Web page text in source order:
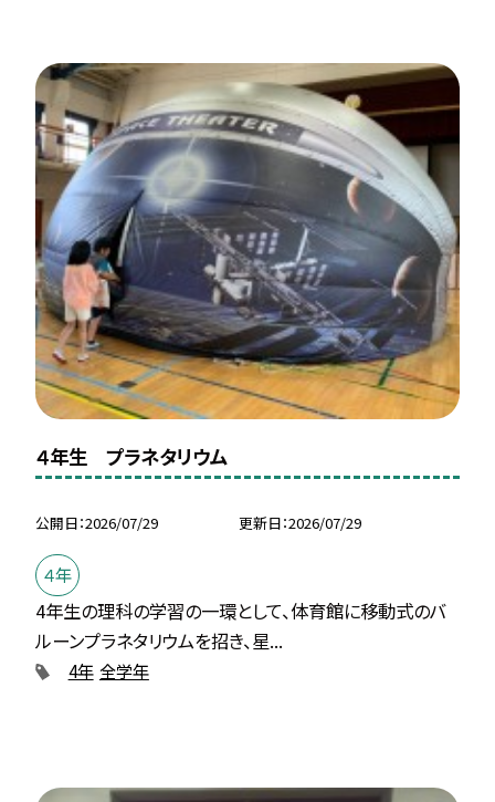
４年生 プラネタリウム
公開日 2026/07/29 更新日 2026/07/29
４年
4年生の理科の学習の一環として、体育館に移動式のバ
ルーンプラネタリウムを招き、星...
4年 全学年